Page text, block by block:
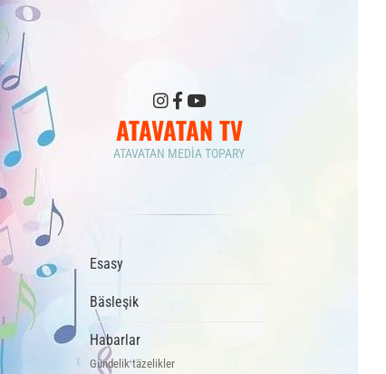
ATAVATAN TV
ATAVATAN MEDIA TOPARY
Esasy
Bäsleşik
Habarlar
Gündelik täzelikler